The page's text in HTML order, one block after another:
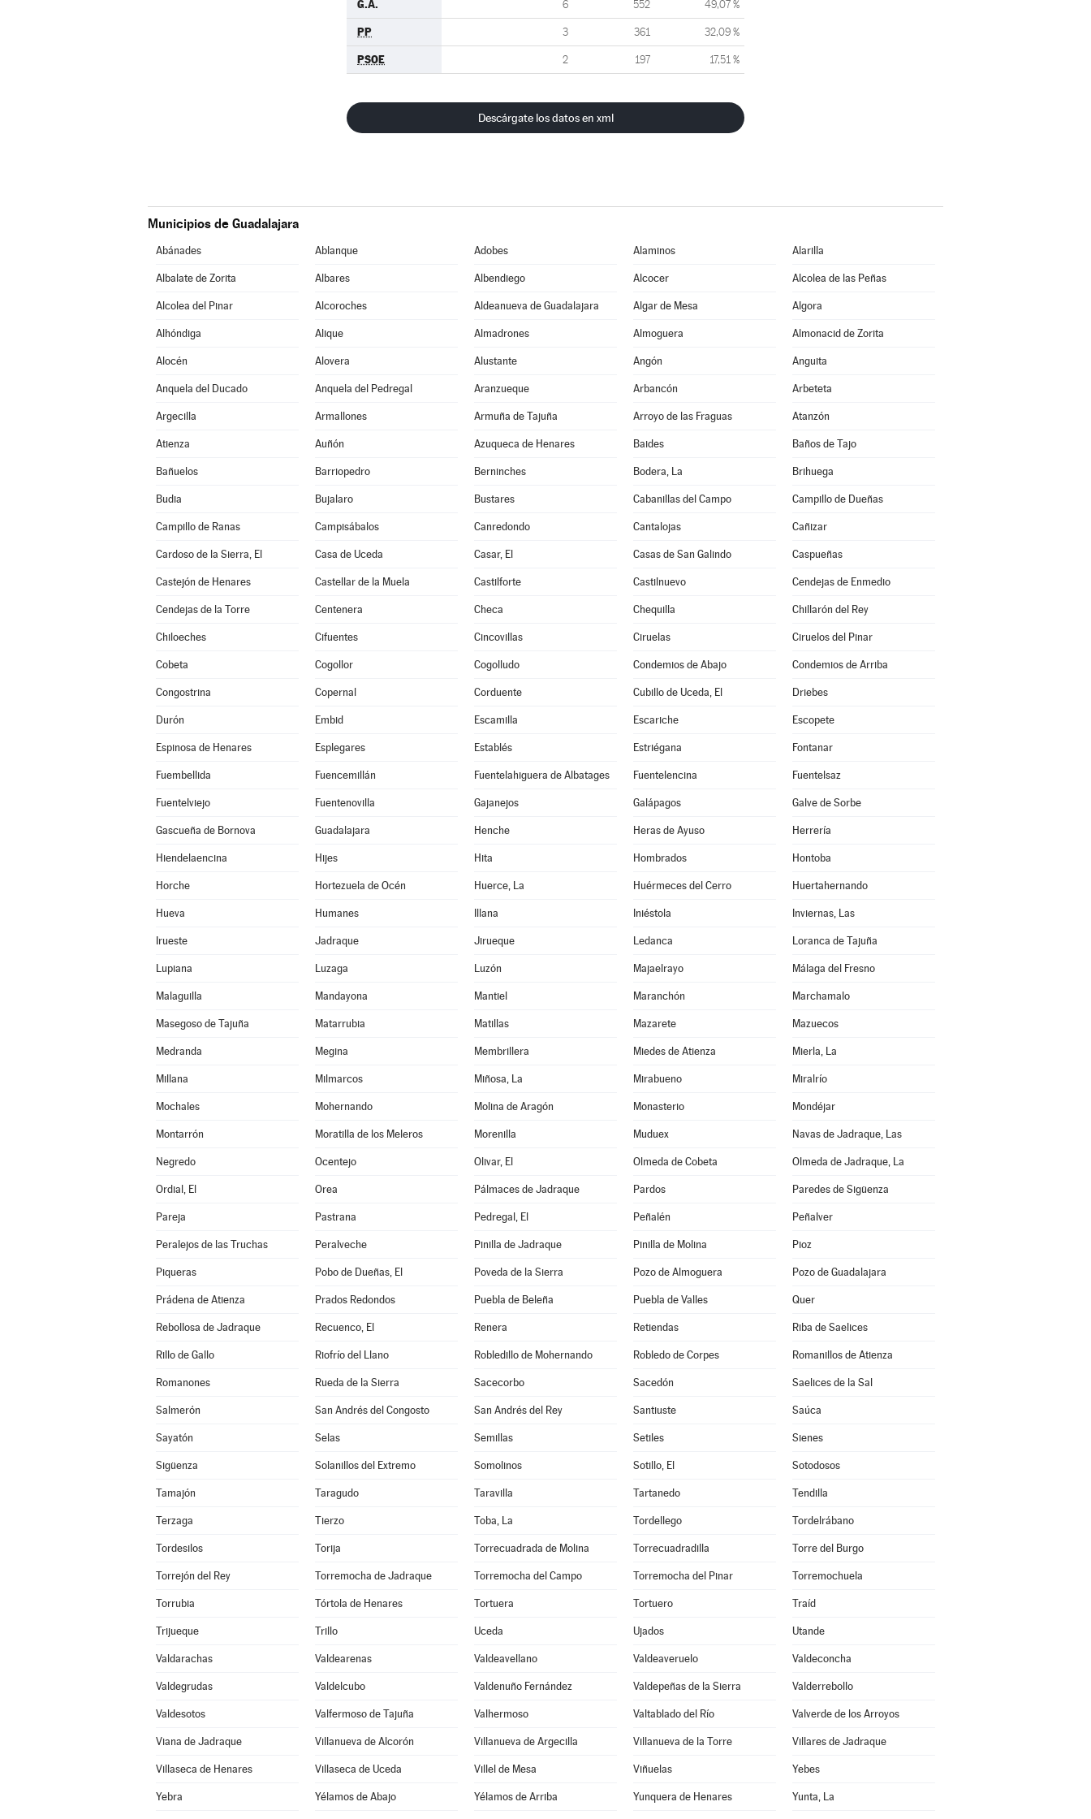
G.A. 6 552 49,07 %
PP 3 361 32,09 %
PSOE 2 197 17,51 %
Descárgate los datos en xml
Municipios de Guadalajara
Abánades Ablanque Adobes Alaminos Alarilla
Albalate de Zorita Albares Albendiego Alcocer Alcolea de las Peñas
Alcolea del Pinar Alcoroches Aldeanueva de Guadalajara Algar de Mesa Algora
Alhóndiga Alique Almadrones Almoguera Almonacid de Zorita
Alocén Alovera Alustante Angón Anguita
Anquela del Ducado Anquela del Pedregal Aranzueque Arbancón Arbeteta
Argecilla Armallones Armuña de Tajuña Arroyo de las Fraguas Atanzón
Atienza Auñón Azuqueca de Henares Baides Baños de Tajo
Bañuelos Barriopedro Berninches Bodera, La Brihuega
Budia Bujalaro Bustares Cabanillas del Campo Campillo de Dueñas
Campillo de Ranas Campisábalos Canredondo Cantalojas Cañizar
Cardoso de la Sierra, El Casa de Uceda Casar, El Casas de San Galindo Caspueñas
Castejón de Henares Castellar de la Muela Castilforte Castilnuevo Cendejas de Enmedio
Cendejas de la Torre Centenera Checa Chequilla Chillarón del Rey
Chiloeches Cifuentes Cincovillas Ciruelas Ciruelos del Pinar
Cobeta Cogollor Cogolludo Condemios de Abajo Condemios de Arriba
Congostrina Copernal Corduente Cubillo de Uceda, El Driebes
Durón Embid Escamilla Escariche Escopete
Espinosa de Henares Esplegares Establés Estriégana Fontanar
Fuembellida Fuencemillán Fuentelahiguera de Albatages Fuentelencina Fuentelsaz
Fuentelviejo Fuentenovilla Gajanejos Galápagos Galve de Sorbe
Gascueña de Bornova Guadalajara Henche Heras de Ayuso Herrería
Hiendelaencina Hijes Hita Hombrados Hontoba
Horche Hortezuela de Océn Huerce, La Huérmeces del Cerro Huertahernando
Hueva Humanes Illana Iniéstola Inviernas, Las
Irueste Jadraque Jirueque Ledanca Loranca de Tajuña
Lupiana Luzaga Luzón Majaelrayo Málaga del Fresno
Malaguilla Mandayona Mantiel Maranchón Marchamalo
Masegoso de Tajuña Matarrubia Matillas Mazarete Mazuecos
Medranda Megina Membrillera Miedes de Atienza Mierla, La
Millana Milmarcos Miñosa, La Mirabueno Miralrío
Mochales Mohernando Molina de Aragón Monasterio Mondéjar
Montarrón Moratilla de los Meleros Morenilla Muduex Navas de Jadraque, Las
Negredo Ocentejo Olivar, El Olmeda de Cobeta Olmeda de Jadraque, La
Ordial, El Orea Pálmaces de Jadraque Pardos Paredes de Sigüenza
Pareja Pastrana Pedregal, El Peñalén Peñalver
Peralejos de las Truchas Peralveche Pinilla de Jadraque Pinilla de Molina Pioz
Piqueras Pobo de Dueñas, El Poveda de la Sierra Pozo de Almoguera Pozo de Guadalajara
Prádena de Atienza Prados Redondos Puebla de Beleña Puebla de Valles Quer
Rebollosa de Jadraque Recuenco, El Renera Retiendas Riba de Saelices
Rillo de Gallo Riofrío del Llano Robledillo de Mohernando Robledo de Corpes Romanillos de Atienza
Romanones Rueda de la Sierra Sacecorbo Sacedón Saelices de la Sal
Salmerón San Andrés del Congosto San Andrés del Rey Santiuste Saúca
Sayatón Selas Semillas Setiles Sienes
Sigüenza Solanillos del Extremo Somolinos Sotillo, El Sotodosos
Tamajón Taragudo Taravilla Tartanedo Tendilla
Terzaga Tierzo Toba, La Tordellego Tordelrábano
Tordesilos Torija Torrecuadrada de Molina Torrecuadradilla Torre del Burgo
Torrejón del Rey Torremocha de Jadraque Torremocha del Campo Torremocha del Pinar Torremochuela
Torrubia Tórtola de Henares Tortuera Tortuero Traíd
Trijueque Trillo Uceda Ujados Utande
Valdarachas Valdearenas Valdeavellano Valdeaveruelo Valdeconcha
Valdegrudas Valdelcubo Valdenuño Fernández Valdepeñas de la Sierra Valderrebollo
Valdesotos Valfermoso de Tajuña Valhermoso Valtablado del Río Valverde de los Arroyos
Viana de Jadraque Villanueva de Alcorón Villanueva de Argecilla Villanueva de la Torre Villares de Jadraque
Villaseca de Henares Villaseca de Uceda Villel de Mesa Viñuelas Yebes
Yebra Yélamos de Abajo Yélamos de Arriba Yunquera de Henares Yunta, La